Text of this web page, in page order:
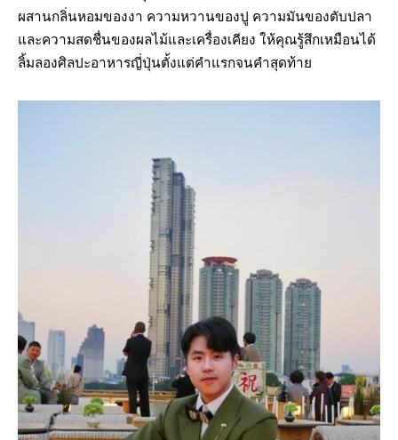
ผสานกลิ่นหอมของงา ความหวานของปู ความมันของตับปลา
และความสดชื่นของผลไม้และเครื่องเคียง ให้คุณรู้สึกเหมือนได้
ลิ้มลองศิลปะอาหารญี่ปุ่นตั้งแต่คำแรกจนคำสุดท้าย